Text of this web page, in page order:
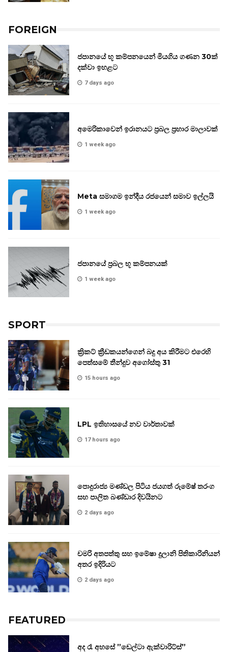
FOREIGN
ජපානයේ භූ කම්පනයෙන් මියගිය ගණන 30ක්
දක්වා ඉහළට
7 days ago
අමෙරිකාවෙන් ඉරානයට ප්‍රබල ප්‍රහාර මාලාවක්
1 week ago
Meta සමාගම ඉන්දීය රජයෙන් සමාව ඉල්ලයි
1 week ago
ජපානයේ ප්‍රබල භූ කම්පනයක්
1 week ago
SPORT
ක්‍රිකට් ක්‍රීඩකයන්ගෙන් බදු අය කිරීමට එරෙහි
පෙත්සමේ තීන්දුව අගෝස්තු 31
15 hours ago
LPL ඉතිහාසයේ නව වාර්තාවක්
17 hours ago
පොදුරාජ්‍ය මණ්ඩල පිටිය ජයගත් රුමේෂ් තරංග
සහ පාලිත බණ්ඩාර දිවයිනට
2 days ago
චමරි අතපත්තු සහ ඉමේෂා දුලානි පිතිකාරිනියන්
අතර ඉදිරියට
2 days ago
FEATURED
අද රෑ අහසේ ”ඩෙල්ටා ඇක්වාරිට්ස්”